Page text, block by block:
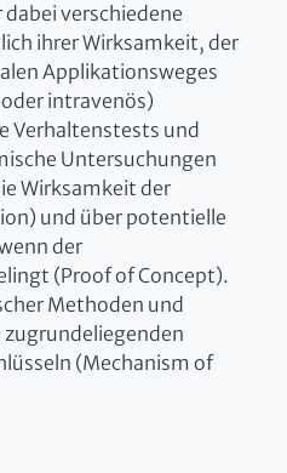
verschiedene
ihrer Wirksamkeit, der
Applikationsweges
intravenös)
Verhaltenstests und
Untersuchungen
Wirksamkeit der
und über potentielle
der
(Proof of Concept).
Methoden und
(Mechanism of